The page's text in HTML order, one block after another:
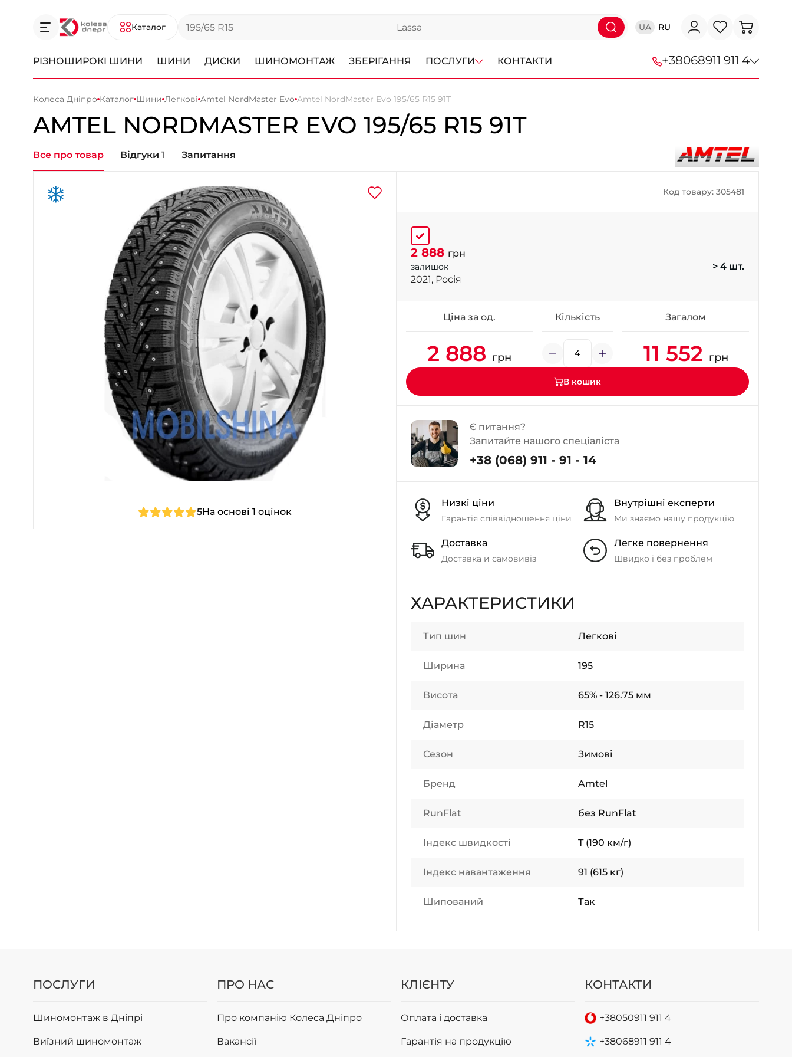
Каталог UA RU
РІЗНОШИРОКІ ШИНИ ШИНИ ДИСКИ ШИНОМОНТАЖ ЗБЕРІГАННЯ ПОСЛУГИ КОНТАКТИ +38068911 911 4
+38 (095) 276-44-44
- Щепкіна
+38 (099)-643-33-77
+38 (068)-923-74-19
Колеса Дніпро Каталог Шини Легкові Amtel NordMaster Evo Amtel NordMaster Evo 195/65 R15 91T
AMTEL NORDMASTER EVO 195/65 R15 91T
Все про товар Відгуки 1 Запитання
5На основі 1 оцінок
Код товару: 305481
2 888 грн
залишок
> 4 шт.
2021, Росія
Ціна за од. Кількість Загалом
2 888 грн 11 552 грн
В кошик
Є питання?
Запитайте нашого спеціаліста
+38 (068) 911 - 91 - 14
Низкі ціни
Гарантія співвідношення ціни
Внутрішні експерти
Ми знаємо нашу продукцію
Доставка
Доставка и самовивіз
Легке повернення
Швидко і без проблем
ХАРАКТЕРИСТИКИ
Тип шин Легкові
Ширина 195
Висота 65% - 126.75 мм
Діаметр R15
Сезон Зимові
Бренд Amtel
RunFlat без RunFlat
Індекс швидкості T (190 км/г)
Індекс навантаження 91 (615 кг)
Шипований Так
ПОСЛУГИ
Шиномонтаж в Дніпрі
Виїзний шиномонтаж
ПРО НАС
Про компанію Колеса Дніпро
Вакансії
КЛІЄНТУ
Оплата і доставка
Гарантія на продукцію
КОНТАКТИ
+38050911 911 4
+38068911 911 4